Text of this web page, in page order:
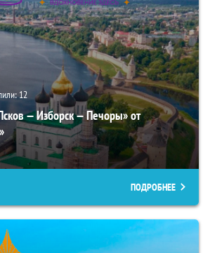
12
— Изборск — Печоры» от
ПОДРОБНЕЕ